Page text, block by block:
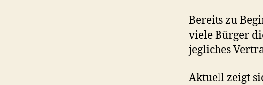
Bereits zu
viele Bürger
jegliches
Aktuell zeigt